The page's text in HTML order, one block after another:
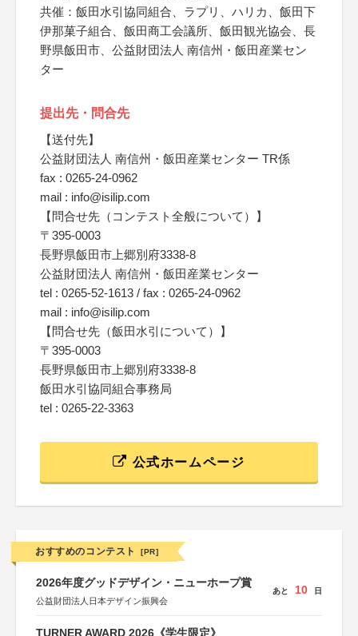
共催：飯田水引協同組合、ラプリ、ハリカ、飯田下
伊那菓子組合、飯田商工会議所、飯田観光協会、長
野県飯田市、公益財団法人 南信州・飯田産業セン
ター
提出先・問合先
【送付先】
公益財団法人 南信州・飯田産業センター TR係
fax : 0265-24-0962
mail : info@isilip.com
【問合せ先（コンテスト全般について）】
〒395-0003
長野県飯田市上郷別府3338-8
公益財団法人 南信州・飯田産業センター
tel : 0265-52-1613 / fax : 0265-24-0962
mail : info@isilip.com
【問合せ先（飯田水引について）】
〒395-0003
長野県飯田市上郷別府3338-8
飯田水引協同組合事務局
tel : 0265-22-3363
公式ホームページ
おすすめのコンテスト [PR]
2026年度グッドデザイン・ニューホープ賞
公益財団法人日本デザイン振興会
あと 10 日
TURNER AWARD 2026《学生限定》